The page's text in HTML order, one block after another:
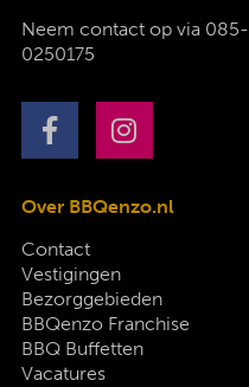
Neem contact op via 085-
0250175
Over BBQenzo.nl
Contact
Vestigingen
Bezorggebieden
BBQenzo Franchise
BBQ Buffetten
Vacatures